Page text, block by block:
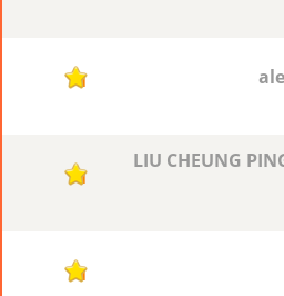
1
LIU CHEUNG
1
1